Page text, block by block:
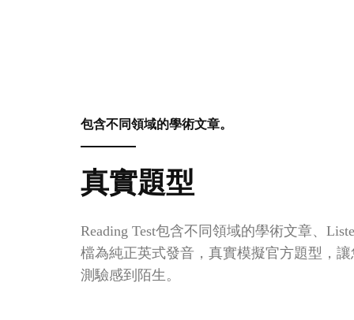
包含不同領域的學術文章。
真實題型
Reading Test包含不同領域的學術文章、
檔為純正英式發音，真實模擬官方題型，
測驗感到陌生。